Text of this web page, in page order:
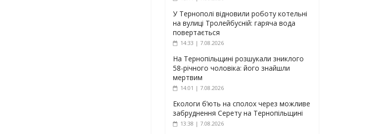
У Тернополі відновили роботу котельні
на вулиці Тролейбусній: гаряча вода
повертається
14:33 | 7.08.2026
На Тернопільщині розшукали зниклого
58-річного чоловіка: його знайшли
мертвим
14:01 | 7.08.2026
Екологи б’ють на сполох через можливе
забруднення Серету на Тернопільщині
13:38 | 7.08.2026